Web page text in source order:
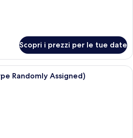
Scopri i prezzi per le tue date
Una camera d'hotel moderna con
Randomly Assigned)